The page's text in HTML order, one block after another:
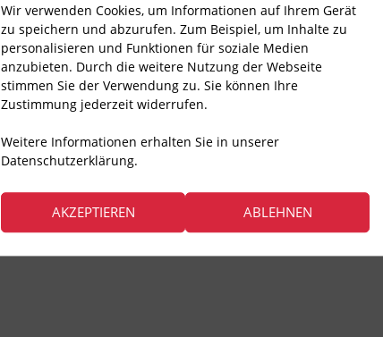
Wir verwenden Cookies, um Informationen auf Ihrem Gerät
zu speichern und abzurufen. Zum Beispiel, um Inhalte zu
personalisieren und Funktionen für soziale Medien
anzubieten. Durch die weitere Nutzung der Webseite
stimmen Sie der Verwendung zu. Sie können Ihre
Zustimmung jederzeit widerrufen.
Weitere Informationen erhalten Sie in unserer
Datenschutzerklärung.
AKZEPTIEREN ABLEHNEN